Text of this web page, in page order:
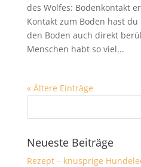
des Wolfes: Bodenkontakt
Kontakt zum Boden hast
den Boden auch direkt
Menschen habt so viel...
« Ältere Einträge
Neueste Beiträge
Rezept – knusprige